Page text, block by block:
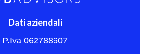
Dati aziendali
P.Iva 062788607